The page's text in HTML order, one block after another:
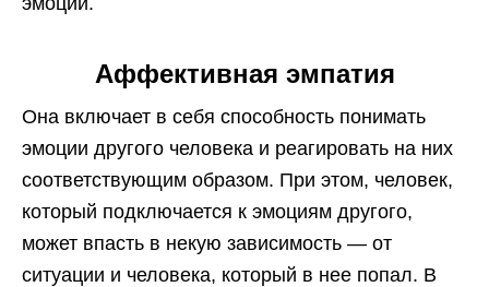
Аффективная эмпатия
Она включает в себя способность понимать
эмоции другого человека и реагировать на них
соответствующим образом. При этом, человек,
который подключается к эмоциям другого,
может впасть в некую зависимость — от
ситуации и человека, который в нее попал. В